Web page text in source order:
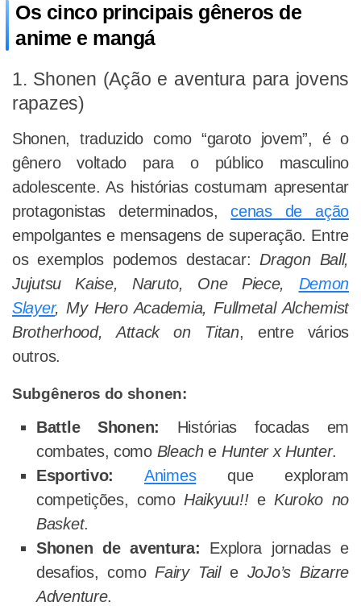
Os cinco principais gêneros de
anime e mangá
1. Shonen (Ação e aventura para jovens
rapazes)
Shonen, traduzido como “garoto jovem”, é o
gênero voltado para o público masculino
adolescente. As histórias costumam apresentar
protagonistas determinados,cenas de ação
empolgantes e mensagens de superação. Entre
os exemplos podemos destacar: Dragon Ball,
Jujutsu Kaise, Naruto, One Piece, Demon
Slayer, My Hero Academia, Fullmetal Alchemist
Brotherhood, Attack on Titan, entre vários
outros.
Subgêneros do shonen:
Battle Shonen: Histórias focadas em
combates, como Bleache Hunter x Hunter.
Esportivo:
Animesque exploram
competições, como Haikyuu!!e Kuroko no
Basket.
Shonen de aventura: Explora jornadas e
desafios, como Fairy Taile JoJo’s Bizarre
Adventure.